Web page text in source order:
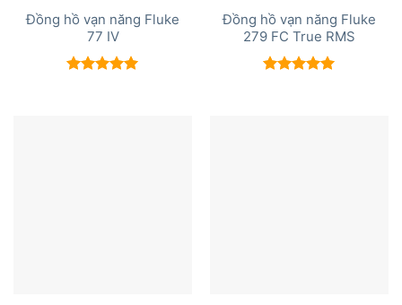
Đồng hồ vạn năng Fluke
77 IV
Đồng hồ vạn năng Fluke
279 FC True RMS